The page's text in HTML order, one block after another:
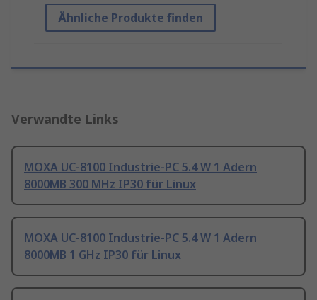
Ähnliche Produkte finden
Verwandte Links
MOXA UC-8100 Industrie-PC 5.4 W 1 Adern
8000MB 300 MHz IP30 für Linux
MOXA UC-8100 Industrie-PC 5.4 W 1 Adern
8000MB 1 GHz IP30 für Linux